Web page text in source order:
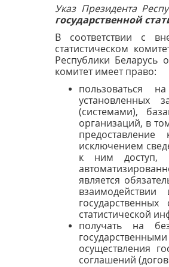
Указ Президента
государственной
В соответствии с
статистическом
Республики Беларусь
комитет имеет право:
пользоваться
установленных
(системами),
организаций, в
исключением
к ним доступ,
является
статистической
получать на
осуществления
соглашений